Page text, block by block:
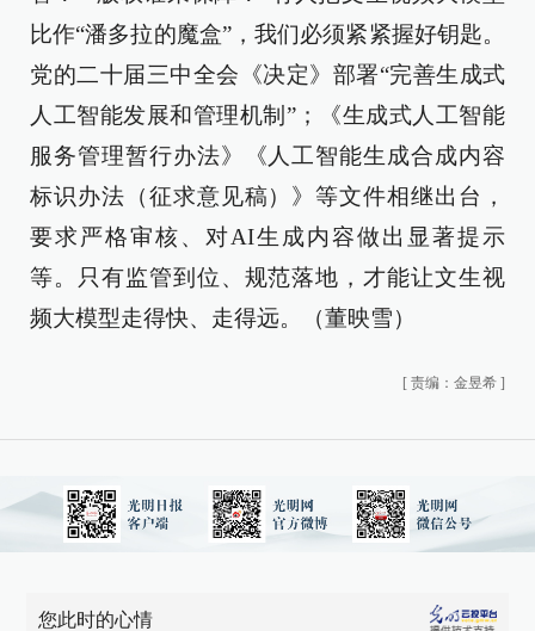
比作“潘多拉的魔盒”，我们必须紧紧握好钥匙。
党的二十届三中全会《决定》部署“完善生成式
人工智能发展和管理机制”；《生成式人工智能
服务管理暂行办法》《人工智能生成合成内容
标识办法（征求意见稿）》等文件相继出台，
要求严格审核、对AI生成内容做出显著提示
等。只有监管到位、规范落地，才能让文生视
频大模型走得快、走得远。（董映雪）
[ 责编：金昱希 ]
您此时的心情